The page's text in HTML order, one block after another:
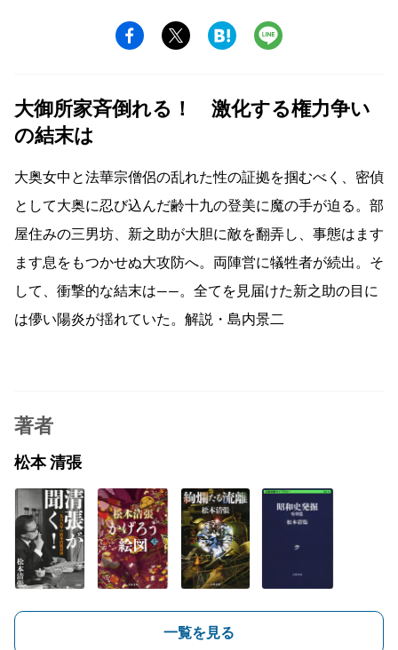
大御所家斉倒れる！ 激化する権力争い
の結末は
大奥女中と法華宗僧侶の乱れた性の証拠を掴むべく、密偵
として大奥に忍び込んだ齢十九の登美に魔の手が迫る。部
屋住みの三男坊、新之助が大胆に敵を翻弄し、事態はます
ます息をもつかせぬ大攻防へ。両陣営に犠牲者が続出。そ
して、衝撃的な結末は——。全てを見届けた新之助の目に
は儚い陽炎が揺れていた。解説・島内景二
著者
松本 清張
一覧を見る